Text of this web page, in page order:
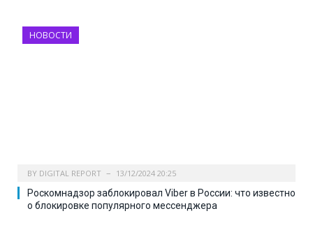
НОВОСТИ
BY DIGITAL REPORT 13/12/2024 20:25
Роскомнадзор заблокировал Viber в России: что известно
о блокировке популярного мессенджера